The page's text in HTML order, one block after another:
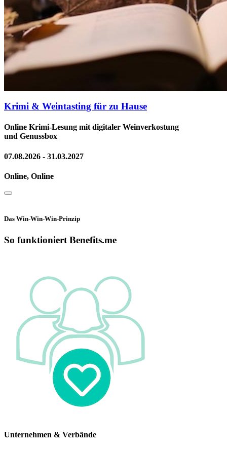
Krimi & Weintasting für zu Hause
Online Krimi-Lesung mit digitaler Weinverkostung
und Genussbox
07.08.2026 - 31.03.2027
Online, Online
Das Win-Win-Win-Prinzip
So funktioniert Benefits.me
Unternehmen & Verbände